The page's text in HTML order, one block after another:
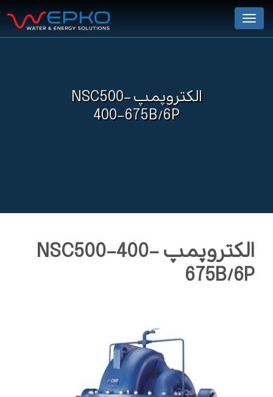
Menu
الکتروپمپ NSC500-
400-675B/6P
الکتروپمپ NSC500-400-
675B/6P